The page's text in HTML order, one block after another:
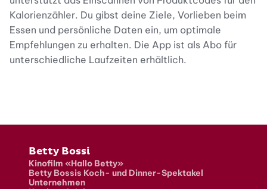
Kalorienzähler. Du gibst deine Ziele, Vorlieben beim
Essen und persönliche Daten ein, um optimale
Empfehlungen zu erhalten. Die App ist als Abo für
unterschiedliche Laufzeiten erhältlich.
Fusszeile
Betty Bossi
Kinofilm «Hallo Betty»
Betty Bossis Koch- und Dinner-Spektakel
Unternehmen